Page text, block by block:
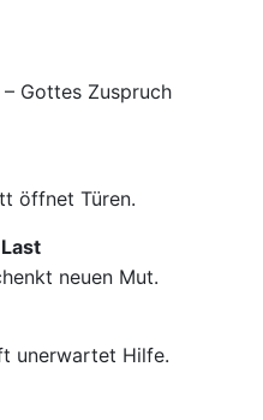
Gottes Zuspruch
öffnet Türen.
neuen Mut.
unerwartet Hilfe.